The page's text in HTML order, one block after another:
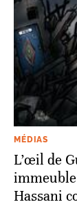
MÉDIAS
L’œil de
Hassani